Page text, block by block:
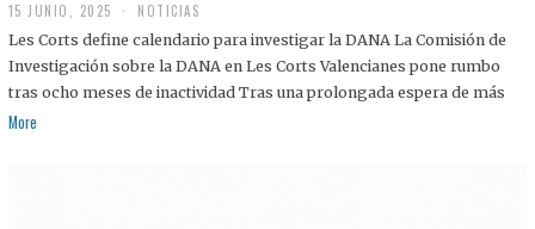
15 JUNIO, 2025 NOTICIAS
Les Corts define calendario para investigar la DANA La Comisión de
Investigación sobre la DANA en Les Corts Valencianes pone rumbo
tras ocho meses de inactividad Tras una prolongada espera de más
More